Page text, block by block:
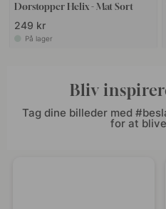
Dørstopper Helix - Mat Sort
249 kr
På lager
Bliv
Tag dine billeder med
for at